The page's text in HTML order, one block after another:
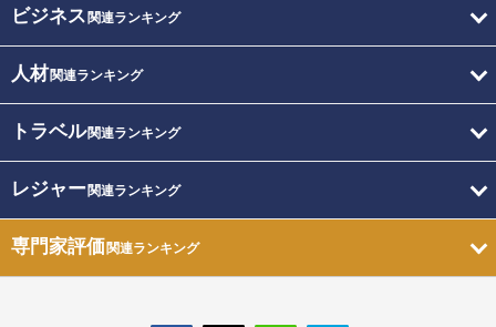
ビジネス 関連ランキング
人材関連ランキング
トラベル関連ランキング
レジャー関連ランキング
専門家評価関連ランキング